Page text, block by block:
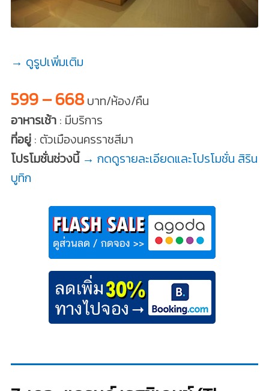
→ ดูรูปเพิ่มเติม
599 – 668บาท/ห้อง/คืน
อาหารเช้า: มีบริการ
ที่อยู่: ตัวเมืองนครราชสีมา
โปรโมชั่นช่วงนี้ → กดดูรายละเอียดและโปรโมชั่น สิริน
บูทิก